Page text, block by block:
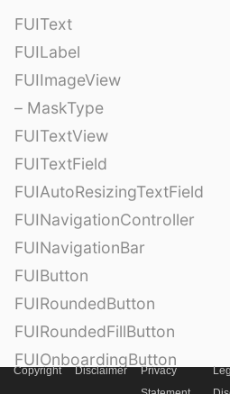
FUIText
FUILabel
FUIImageView
– MaskType
FUITextView
FUITextField
FUIAutoResizingTextField
FUINavigationController
FUINavigationBar
FUIButton
FUIRoundedButton
FUIRoundedFillButton
FUIOnboardingButton
Copyright Disclaimer
Privacy